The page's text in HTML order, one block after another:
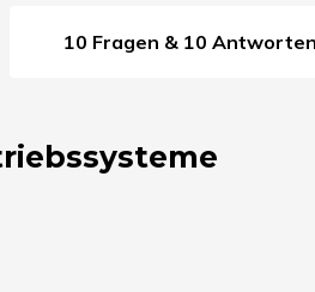
10 Fragen & 10 Antworten